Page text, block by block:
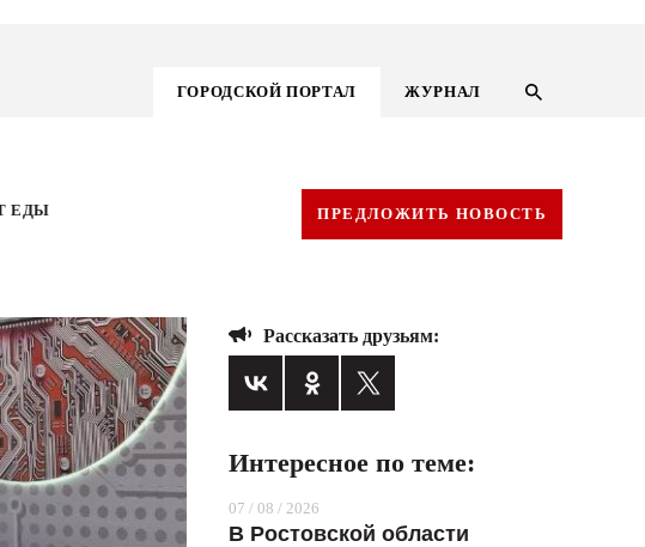
ГОРОДСКОЙ ПОРТАЛ ЖУРНАЛ
ГОРОДСКОЙ ПОРТАЛ
ЕДЫ ПРЕДЛОЖИТЬ НОВОСТЬ
Рассказать друзьям:
Интересное по теме:
07 / 08 / 2026
В Ростовской области